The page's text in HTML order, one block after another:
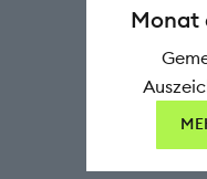
Monat